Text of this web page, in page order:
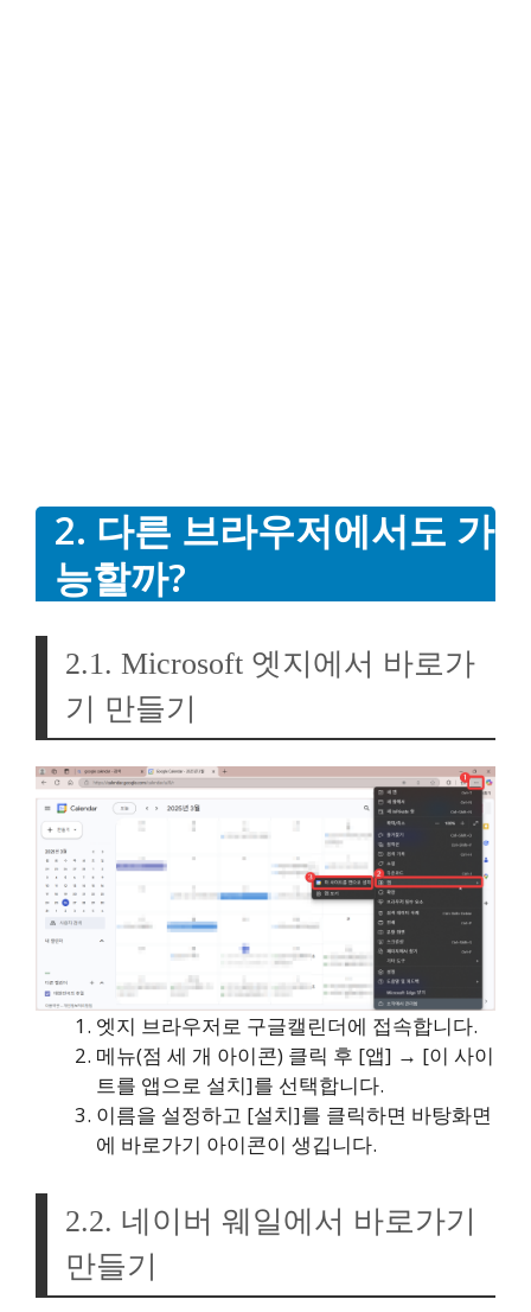
2. 다른 브라우저에서도 가
능할까?
2.1. Microsoft 엣지에서 바로가
기 만들기
엣지 브라우저로 구글캘린더에 접속합니다.
메뉴(점 세 개 아이콘) 클릭 후 [앱] → [이 사이
트를 앱으로 설치]를 선택합니다.
이름을 설정하고 [설치]를 클릭하면 바탕화면
에 바로가기 아이콘이 생깁니다.
2.2. 네이버 웨일에서 바로가기
만들기